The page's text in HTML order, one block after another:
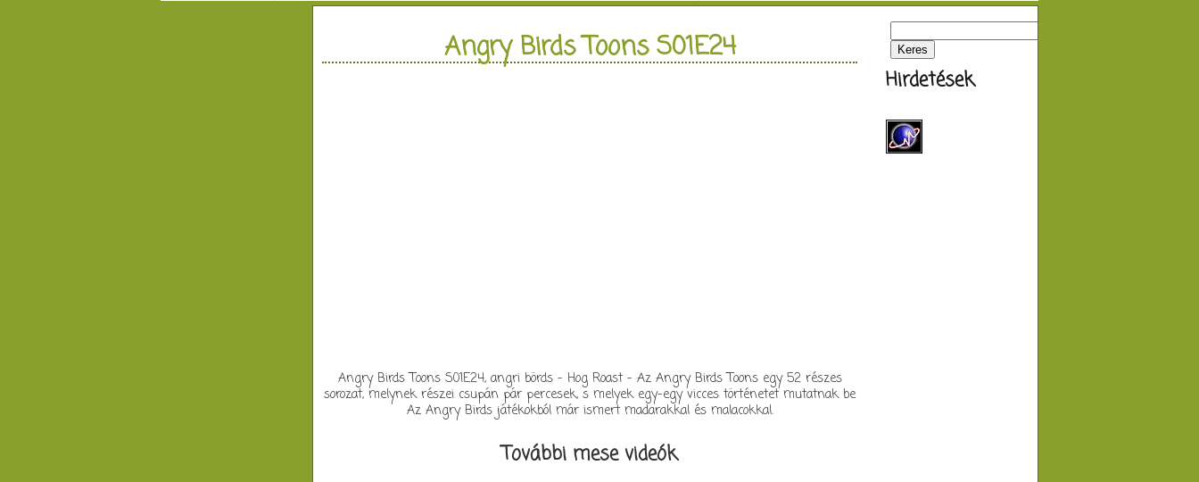
Angry Birds Toons S01E24
Angry Birds Toons S01E24, angri börds - Hog Roast - Az Angry Birds Toons egy 52 részes
sorozat, melynek részei csupán pár percesek, s melyek egy-egy vicces történetet mutatnak be
Az Angry Birds játékokból már ismert madarakkal és malacokkal.
További mese videók
Hirdetések